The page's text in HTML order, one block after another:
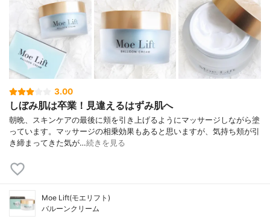
3.00
しぼみ肌は卒業！見違えるはずみ肌へ
朝晩、スキンケアの最後に頬を引き上げるようにマッサージしながら塗
っています。マッサージの相乗効果もあると思いますが、気持ち頬が引
き締まってきた気が…続きを見る
Moe Lift(モエリフト)
バルーンクリーム